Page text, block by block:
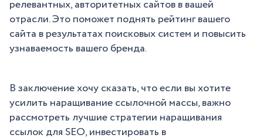
релевантных, авторитетных сайтов в вашей
отрасли. Это поможет поднять рейтинг вашего
сайта в результатах поисковых систем и повысить
узнаваемость вашего бренда.
В заключение хочу сказать, что если вы хотите
усилить наращивание ссылочной массы, важно
рассмотреть лучшие стратегии наращивания
ссылок для SEO, инвестировать в